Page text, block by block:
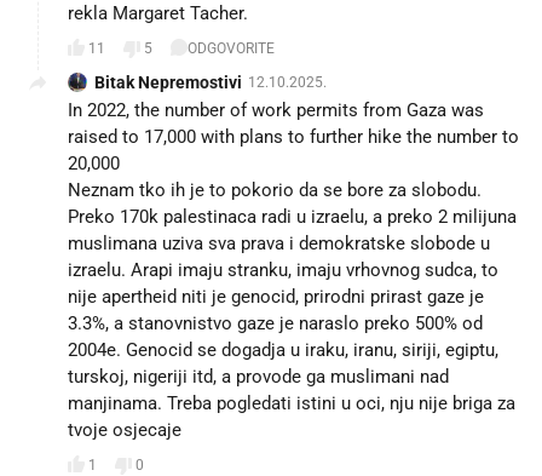
rekla Margaret Tacher.
11 5 ODGOVORITE
Bitak Nepremostivi 12.10.2025.
In 2022, the number of work permits from Gaza was
raised to 17,000 with plans to further hike the number to
20,000
Neznam tko ih je to pokorio da se bore za slobodu.
Preko 170k palestinaca radi u izraelu, a preko 2 milijuna
muslimana uziva sva prava i demokratske slobode u
izraelu. Arapi imaju stranku, imaju vrhovnog sudca, to
nije apertheid niti je genocid, prirodni prirast gaze je
3.3%, a stanovnistvo gaze je naraslo preko 500% od
2004e. Genocid se dogadja u iraku, iranu, siriji, egiptu,
turskoj, nigeriji itd, a provode ga muslimani nad
manjinama. Treba pogledati istini u oci, nju nije briga za
tvoje osjecaje
1
0